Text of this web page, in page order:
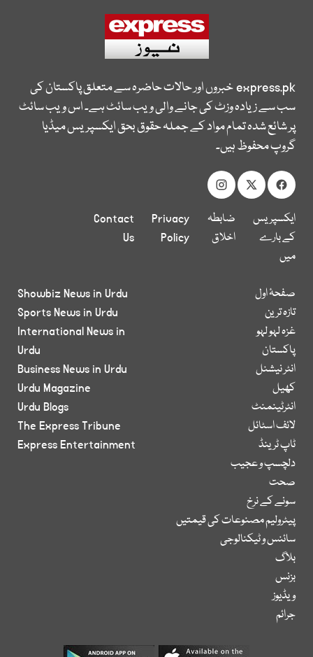
express.pkخبروں اور حالات حاضرہ سے متعلق پاکستان کی
سب سے زیادہ وزٹ کی جانے والی ویب سائٹ ہے۔ اس ویب سائٹ
پر شائع شدہ تمام مواد کے جملہ حقوق بحق ایکسپریس میڈیا
گروپ محفوظ ہیں۔
ایکسپریس
کے بارے
میں
ضابطہ
اخلاق
Privacy
Policy
Contact
Us
صفحۂ اول
تازہ ترین
غزہ لہو لہو
پاکستان
انٹر نیشنل
کھیل
انٹرٹینمنٹ
لائف اسٹائل
ٹاپ ٹرینڈ
دلچسپ و عجیب
صحت
سونے کے نرخ
پیٹرولیم مصنوعات کی قیمتیں
سائنس و ٹیکنالوجی
بلاگ
بزنس
ویڈیوز
جرائم
Showbiz News in Urdu
Sports News in Urdu
International News in
Urdu
Business News in Urdu
Urdu Magazine
Urdu Blogs
The Express Tribune
Express Entertainment